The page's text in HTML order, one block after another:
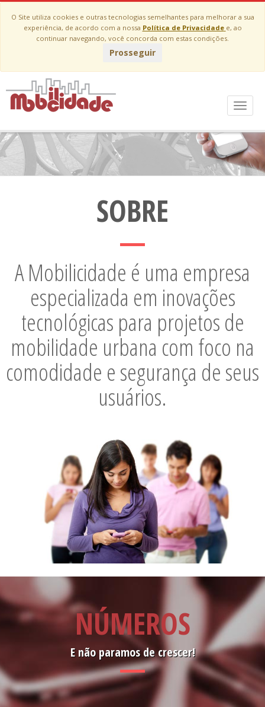
O Site utiliza cookies e outras tecnologias semelhantes para melhorar a sua
experiência, de acordo com a nossa Política de Privacidade e, ao
continuar navegando, você concorda com estas condições.
Prosseguir
Menu
Bem-vindo a Mobilicidade
Uma plataforma de acesso a serviço de mobilidade urbana.
SOBRE
A Mobilicidade é uma empresa
especializada em inovações
tecnológicas para projetos de
mobilidade urbana com foco na
comodidade e segurança de seus
usuários.
NÚMEROS
E não paramos de crescer!